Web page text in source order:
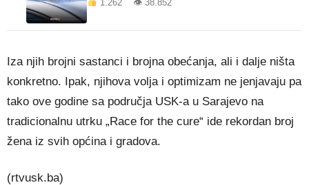
1.262 👁 38.852
Iza njih brojni sastanci i brojna obećanja, ali i dalje ništa
konkretno. Ipak, njihova volja i optimizam ne jenjavaju pa
tako ove godine sa područja USK-a u Sarajevo na
tradicionalnu utrku „Race for the cure“ ide rekordan broj
žena iz svih općina i gradova.
(rtvusk.ba)